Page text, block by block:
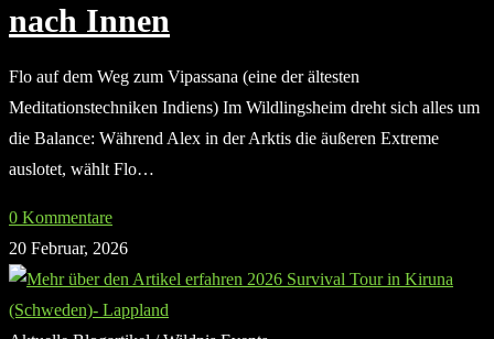
nach Innen
Flo auf dem Weg zum Vipassana (eine der ältesten
Meditationstechniken Indiens) Im Wildlingsheim dreht sich alles um
die Balance: Während Alex in der Arktis die äußeren Extreme
auslotet, wählt Flo…
0 Kommentare
20 Februar, 2026